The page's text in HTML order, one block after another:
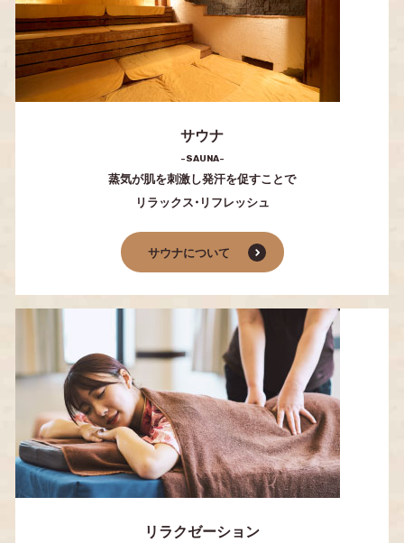
サウナ
-SAUNA-
蒸気が肌を刺激し発汗を促すことで
リラックス・リフレッシュ
サウナについて
リラクゼーション